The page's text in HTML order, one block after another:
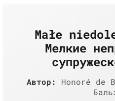
Małe
Мелкие
Автор:
Honoré de